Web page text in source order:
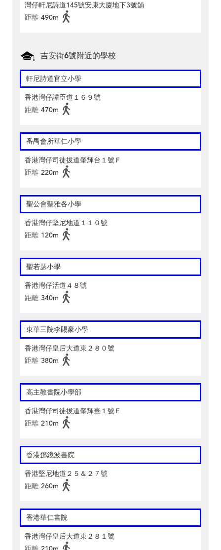
灣仔軒尼詩道145號安康大廈地下3號舖
距離 490m
吉安街6號附近的學校
軒尼詩道官立小學
香港灣仔譚臣道１６９號
距離 470m
番禺會所華仁小學
香港灣仔司徒拔道肇輝台１號Ｆ
距離 220m
聖公會聖雅各小學
香港灣仔堅尼地道１１０號
距離 120m
聖若瑟小學
香港灣仔活道４８號
距離 340m
東華三院李賜豪小學
香港灣仔皇后大道東２８０號
距離 380m
高主教書院小學部
香港灣仔司徒拔道肇輝臺１號Ｅ
距離 210m
香港鄧鏡波書院
香港堅尼地道２５＆２７號
距離 260m
香港華仁書院
香港灣仔皇后大道東２８１號